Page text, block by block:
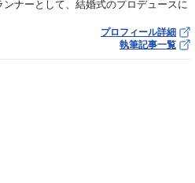
ナーとして、結婚式のプロデュースに
プロフィール詳細
執筆記事一覧